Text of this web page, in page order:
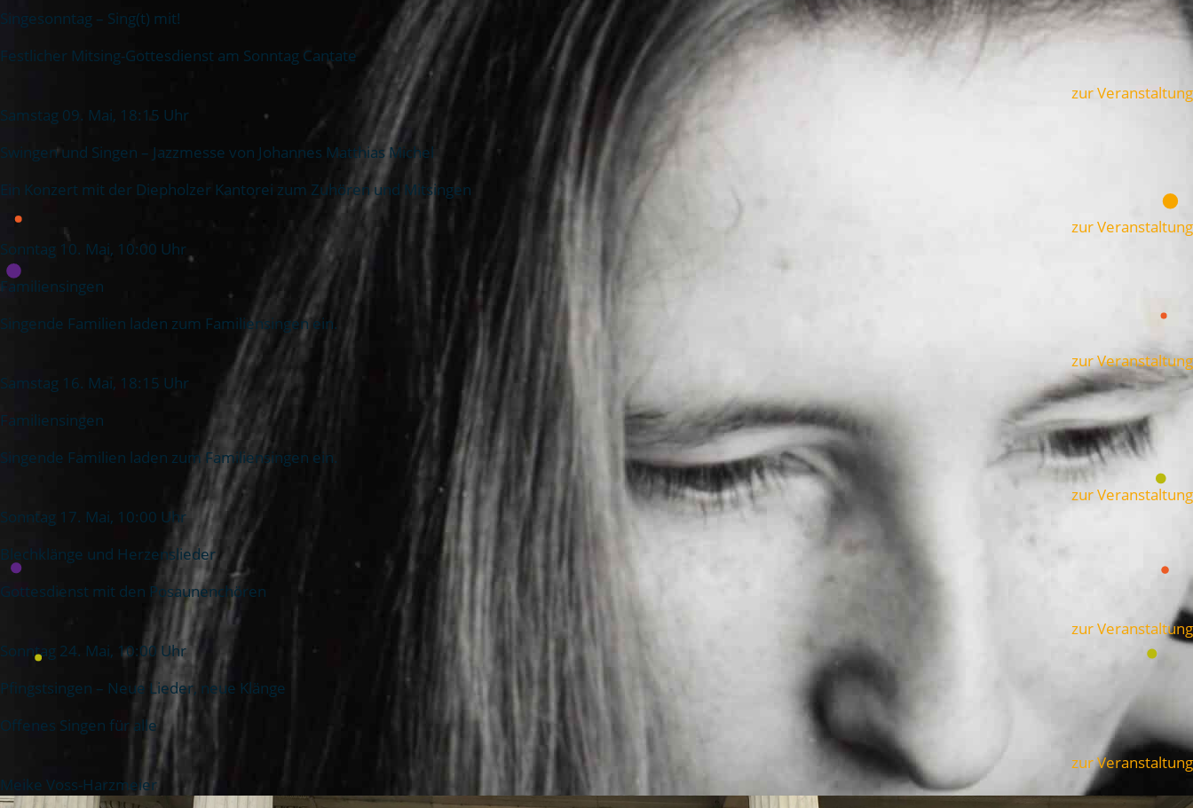
Singesonntag – Sing(t) mit!
Festlicher Mitsing-Gottesdienst am Sonntag Cantate
zur Veranstaltung
Samstag 09. Mai, 18:15 Uhr
Swingen und Singen – Jazzmesse von Johannes Matthias Michel
Ein Konzert mit der Diepholzer Kantorei zum Zuhören und Mitsingen
zur Veranstaltung
Sonntag 10. Mai, 10:00 Uhr
Familiensingen
Singende Familien laden zum Familiensingen ein.
zur Veranstaltung
Samstag 16. Mai, 18:15 Uhr
Familiensingen
Singende Familien laden zum Familiensingen ein.
zur Veranstaltung
Sonntag 17. Mai, 10:00 Uhr
Blechklänge und Herzenslieder
Gottesdienst mit den Posaunenchören
zur Veranstaltung
Sonntag 24. Mai, 10:00 Uhr
Pfingstsingen – Neue Lieder, neue Klänge
Offenes Singen für alle
zur Veranstaltung
Meike Voss-Harzmeier